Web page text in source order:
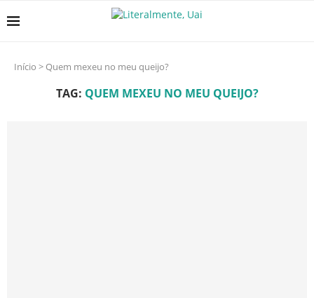
Início > Quem mexeu no meu queijo?
TAG: QUEM MEXEU NO MEU QUEIJO?